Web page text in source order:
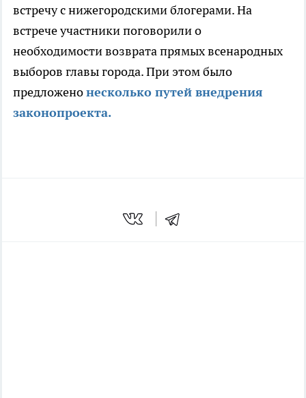
встречу с нижегородскими блогерами. На
встрече участники поговорили о
необходимости возврата прямых всенародных
выборов главы города. При этом было
предложенонесколько путей внедрения
законопроекта.